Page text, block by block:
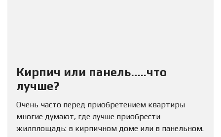
Кирпич или панель…..что
лучше?
Очень часто перед приобретением квартиры
многие думают, где лучше приобрести
жилплощадь: в кирпичном доме или в панельном.